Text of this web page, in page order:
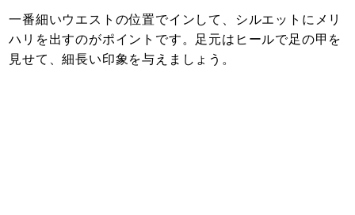
一番細いウエストの位置でインして、シルエットにメリ
ハリを出すのがポイントです。足元はヒールで足の甲を
見せて、細長い印象を与えましょう。